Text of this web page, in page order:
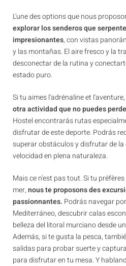
L'une des options que nous
explorar los senderos que
impresionantes, con vistas
y las montañas. El aire fresco y la
desconectar de la rutina y
estado puro.
Si tu aimes l'adrénaline et l'aventure,
otra actividad que no puedes
Hostel encontrarás rutas
disfrutar de este deporte. Podrás
superar obstáculos y disfrutar de
velocidad en plena naturaleza.
Mais ce n'est pas tout. Si tu
mer,nous te proposons des
passionnantes. Podrás navegar
Mediterráneo, descubrir calas
belleza del litoral murciano desde
Además, si te gusta la pesca,
salidas para probar suerte y
para disfrutar en tu mesa. Y